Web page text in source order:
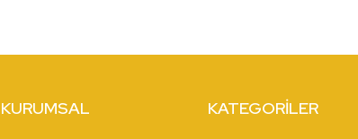
KURUMSAL KATEGORILER